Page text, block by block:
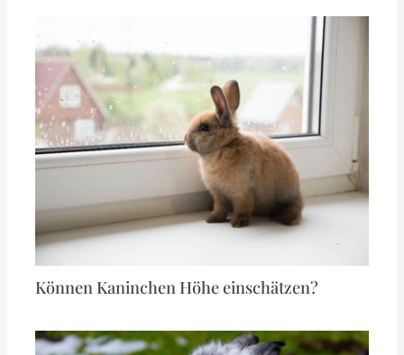
Können Kaninchen Höhe einschätzen?